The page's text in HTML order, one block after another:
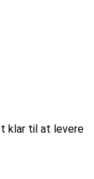
klar til at levere